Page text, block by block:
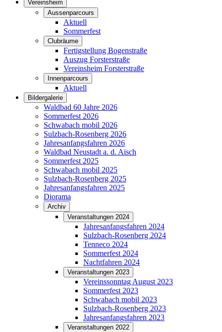
Vereinsheim
Aussenparcours
Aktuell
Sommerfest
Clubräume
Fertigstellung Bogenstraße
Auszug Forsterstraße
Vereinsheim Forsterstraße
Innenparcours
Aktuell
Bildergalerie
Waldbad 60 Jahre 2026
Sommerfest 2026
Schwabach mobil 2026
Sulzbach-Rosenberg 2026
Jahresanfangsfahren 2026
Waldbad Neustadt a. d. Aisch
Sommerfest 2025
Schwabach mobil 2025
Sulzbach-Rosenberg 2025
Jahresanfangsfahren 2025
Diorama
Archiv
Veranstaltungen 2024
Jahresanfangsfahren 2024
Sulzbach-Rosenberg 2024
Tenneco 2024
Sommerfest 2024
Nachtfahren 2024
Veranstaltungen 2023
Vereinssonntag August 2023
Sommerfest 2023
Schwabach mobil 2023
Sulzbach-Rosenberg 2023
Jahresanfangsfahren 2023
Veranstaltungen 2022